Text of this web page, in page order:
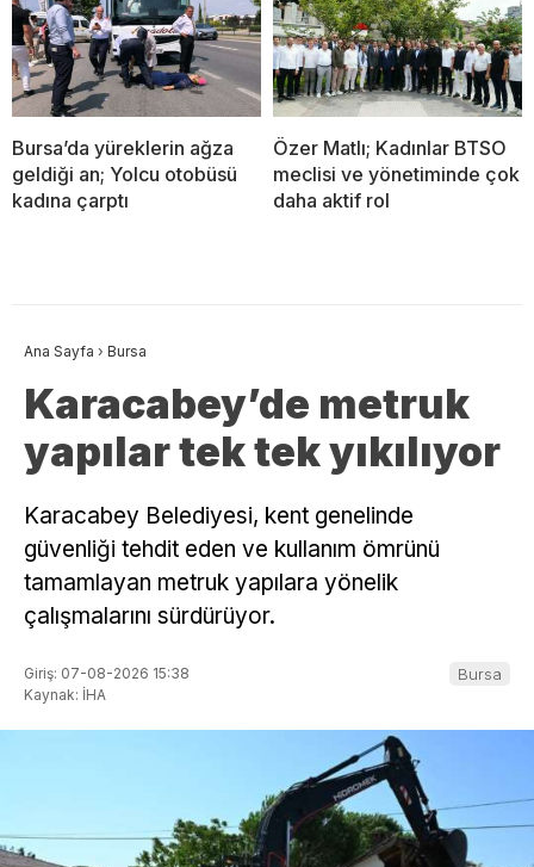
Bursa’da yüreklerin ağza
geldiği an; Yolcu otobüsü
kadına çarptı
Özer Matlı; Kadınlar BTSO
meclisi ve yönetiminde çok
daha aktif rol
Ana Sayfa › Bursa
Karacabey’de metruk
yapılar tek tek yıkılıyor
Karacabey Belediyesi, kent genelinde
güvenliği tehdit eden ve kullanım ömrünü
tamamlayan metruk yapılara yönelik
çalışmalarını sürdürüyor.
Giriş: 07-08-2026 15:38
Kaynak: İHA
Bursa